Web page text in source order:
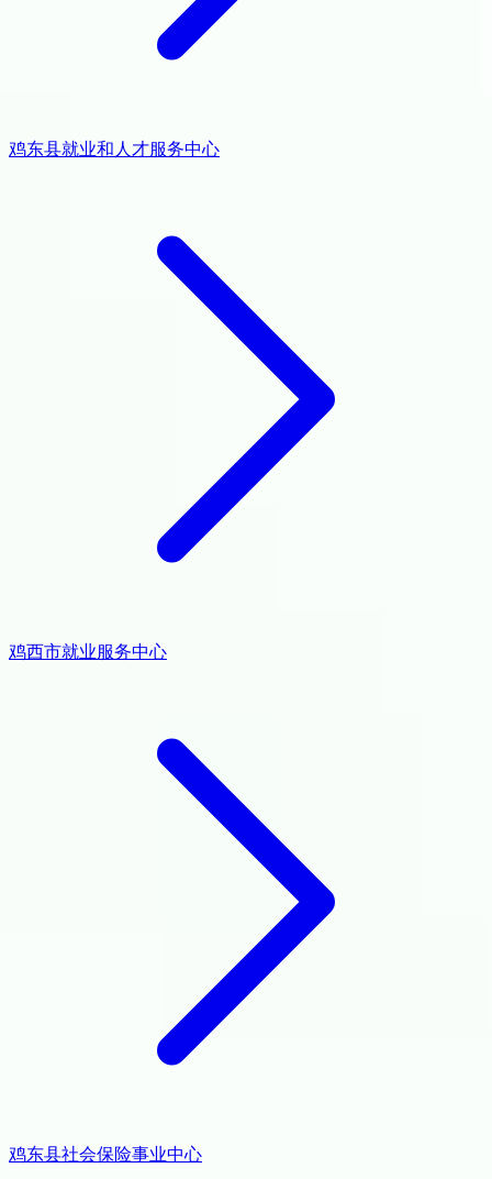
鸡东县就业和人才服务中心
鸡西市就业服务中心
鸡东县社会保险事业中心